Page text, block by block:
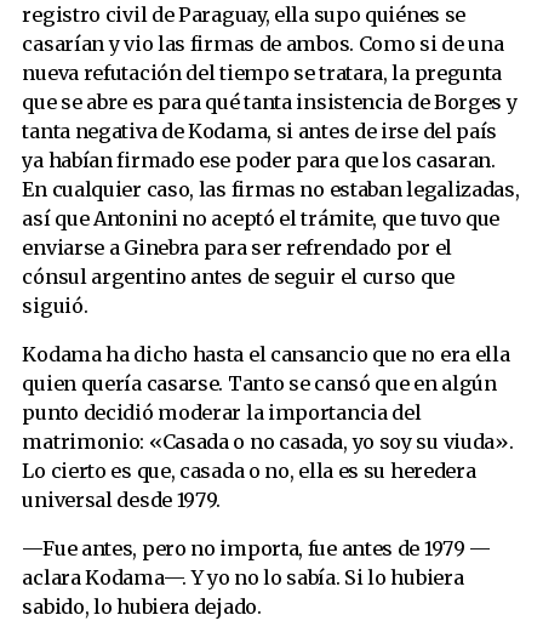
registro civil de Paraguay, ella supo quiénes se
casarían y vio las firmas de ambos. Como si de una
nueva refutación del tiempo se tratara, la pregunta
que se abre es para qué tanta insistencia de Borges y
tanta negativa de Kodama, si antes de irse del país
ya habían firmado ese poder para que los casaran.
En cualquier caso, las firmas no estaban legalizadas,
así que Antonini no aceptó el trámite, que tuvo que
enviarse a Ginebra para ser refrendado por el
cónsul argentino antes de seguir el curso que
siguió.
Kodama ha dicho hasta el cansancio que no era ella
quien quería casarse. Tanto se cansó que en algún
punto decidió moderar la importancia del
matrimonio: «Casada o no casada, yo soy su viuda».
Lo cierto es que, casada o no, ella es su heredera
universal desde 1979.
—Fue antes, pero no importa, fue antes de 1979 —
aclara Kodama—. Y yo no lo sabía. Si lo hubiera
sabido, lo hubiera dejado.